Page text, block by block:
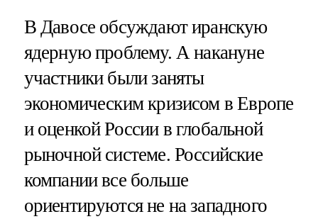
В Давосе обсуждают иранскую
ядерную проблему. А накануне
участники были заняты
экономическим кризисом в Европе
и оценкой России в глобальной
рыночной системе. Российские
компании все больше
ориентируются не на западного